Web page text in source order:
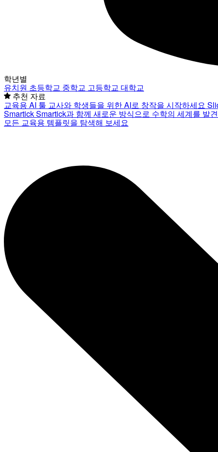
학년별
유치원 초등학교 중학교 고등학교 대학교
추천 자료
교육용 AI 툴 교사와 학생들을 위한 AI로 창작을 시작하세요
SmartickSmartick과 함께 새로운 방식으로 수학의 세계를 발
모든 교육용 템플릿을 탐색해 보세요